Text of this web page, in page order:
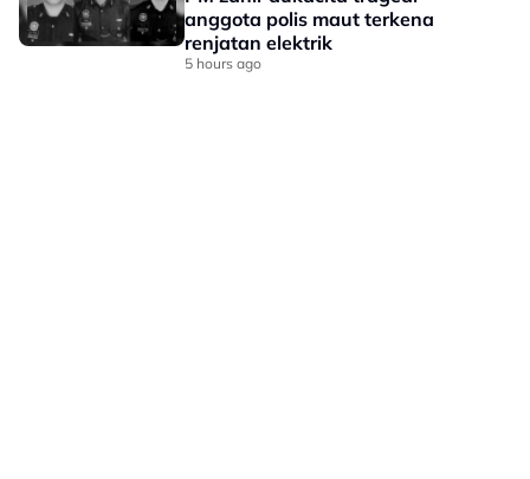
anggota polis maut terkena
renjatan elektrik
5 hours ago